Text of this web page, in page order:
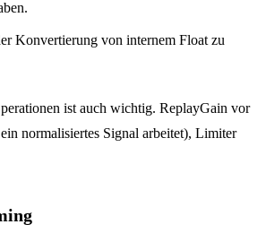
Konvertierung von internem Float zu
ist auch wichtig. ReplayGain vor
normalisiertes Signal arbeitet), Limiter